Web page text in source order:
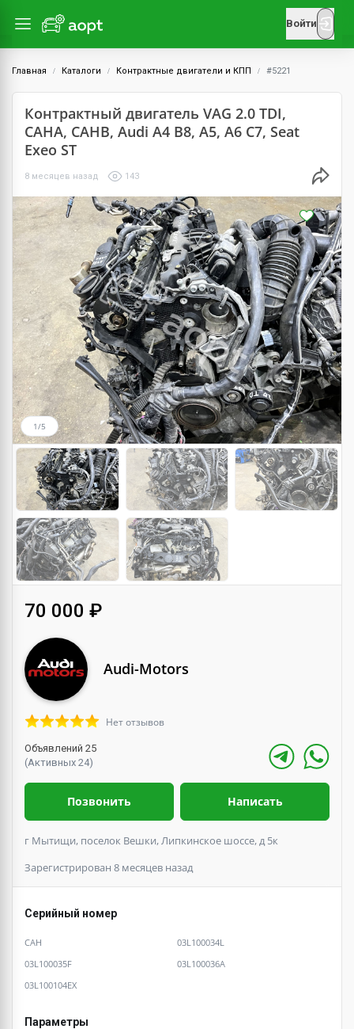
Войти
Главная Каталоги Контрактные двигатели и КПП #5221
Контрактный двигатель VAG 2.0 TDI,
CAHA, CAHB, Audi A4 B8, A5, A6 C7, Seat
Exeo ST
8 месяцев назад 143
1/5
70 000 ₽
Audi-Motors
Нет отзывов
Объявлений 25
(Активных 24)
Позвонить Написать
г Мытищи, поселок Вешки, Липкинское шоссе, д 5к
Зарегистрирован 8 месяцев назад
Серийный номер
CAH
03L100034L
03L100035F
03L100036A
03L100104EX
Параметры